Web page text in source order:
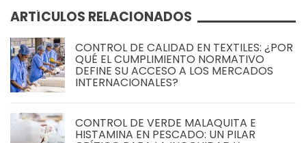
ARTÍCULOS RELACIONADOS
CONTROL DE CALIDAD EN TEXTILES: ¿POR
QUÉ EL CUMPLIMIENTO NORMATIVO
DEFINE SU ACCESO A LOS MERCADOS
INTERNACIONALES?
CONTROL DE VERDE MALAQUITA E
HISTAMINA EN PESCADO: UN PILAR